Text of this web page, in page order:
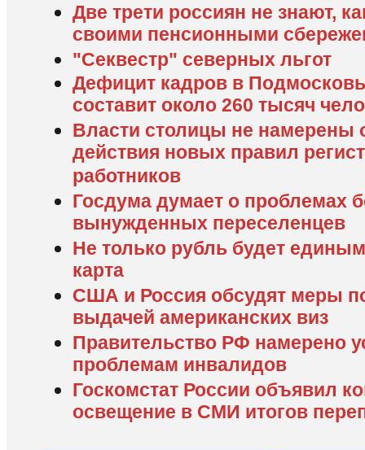
Две трети россиян не знают,
своими пенсионными
"Секвестр" северных льгот
Дефицит кадров в
составит около 260 тысяч
Власти столицы не намерены
действия новых правил
работников
Госдума думает о проблемах
вынужденных переселенцев
Не только рубль будет
карта
США и Россия обсудят меры
выдачей американских виз
Правительство РФ намерено
проблемам инвалидов
Госкомстат России объявил
освещение в СМИ итогов